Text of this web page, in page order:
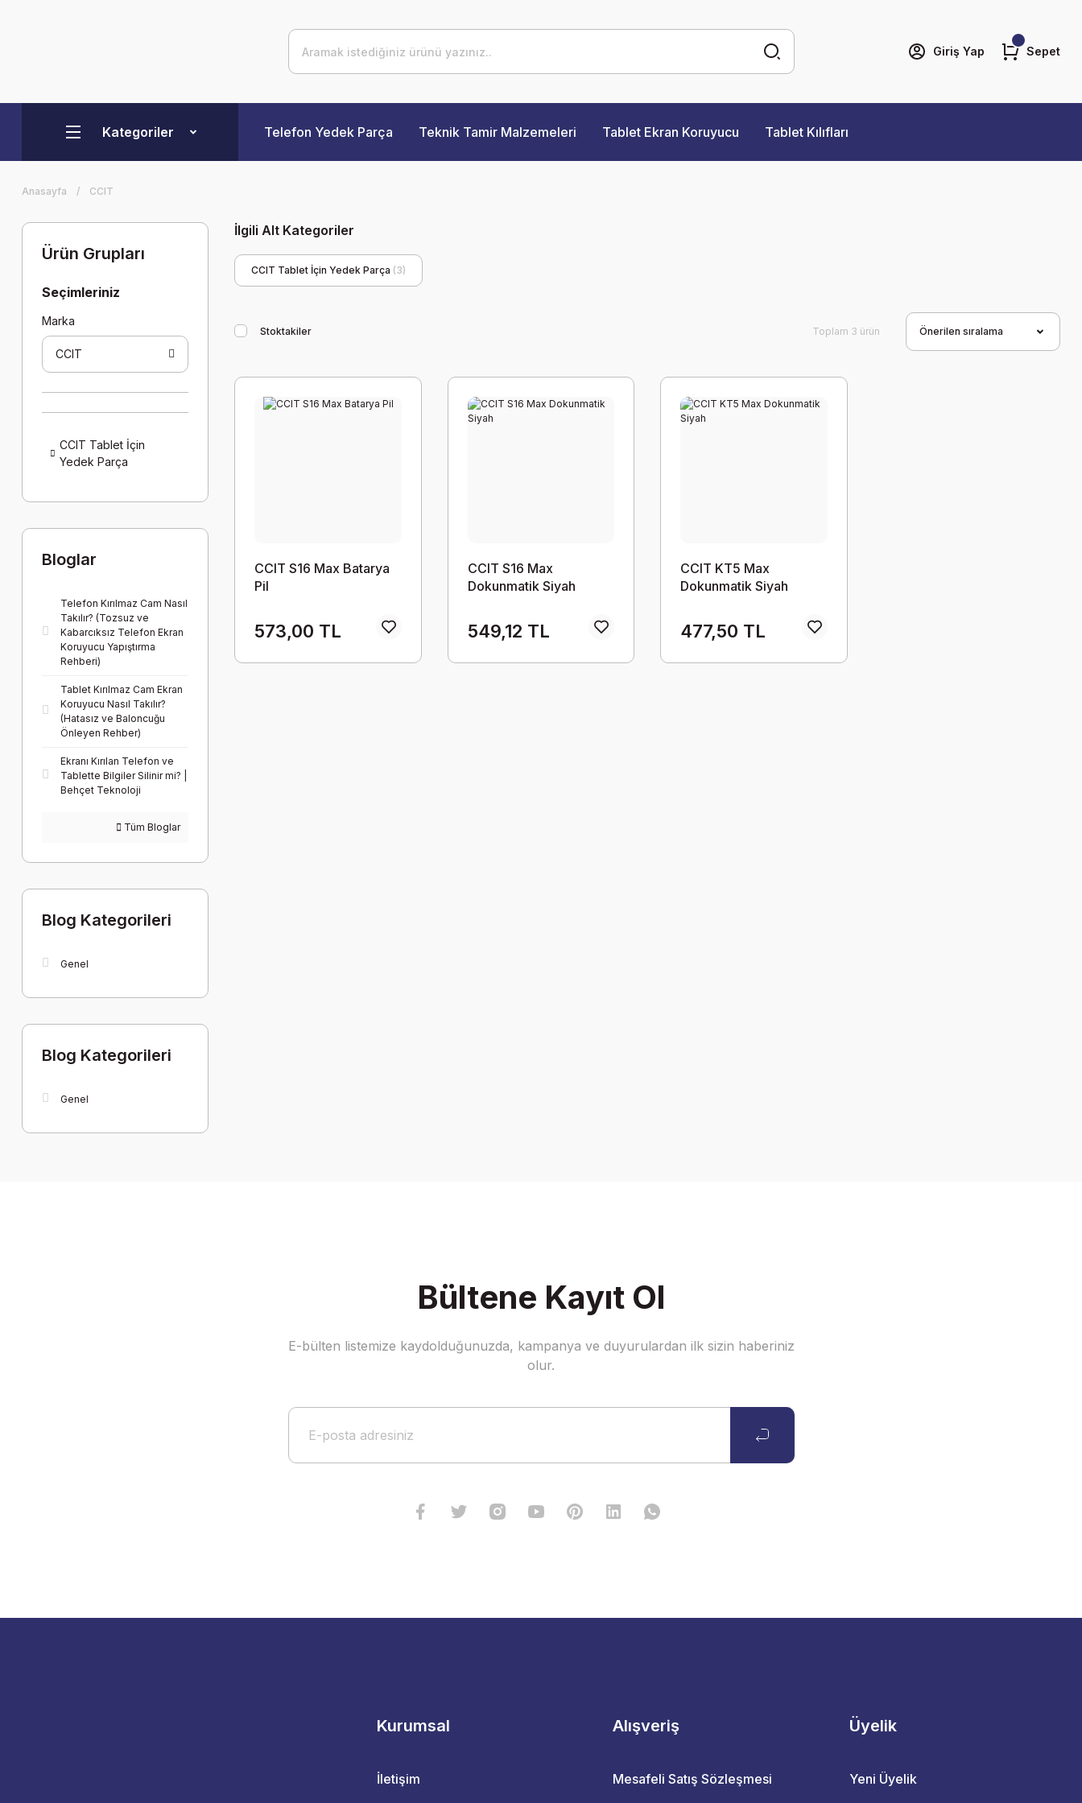
Giriş Yap Sepet
Kategoriler Telefon Yedek Parça Teknik Tamir Malzemeleri Tablet Ekran Koruyucu Tablet Kılıfları
Anasayfa CCIT
Ürün Grupları
Seçimleriniz
Marka
CCIT
CCIT Tablet İçin
Yedek Parça
Bloglar
Telefon Kırılmaz Cam Nasıl
Takılır? (Tozsuz ve
Kabarcıksız Telefon Ekran
Koruyucu Yapıştırma
Rehberi)
Tablet Kırılmaz Cam Ekran
Koruyucu Nasıl Takılır?
(Hatasız ve Baloncuğu
Önleyen Rehber)
Ekranı Kırılan Telefon ve
Tablette Bilgiler Silinir mi? |
Behçet Teknoloji
Tüm Bloglar
Blog Kategorileri
Genel
Blog Kategorileri
Genel
İlgili Alt Kategoriler
CCIT Tablet İçin Yedek Parça (3)
Stoktakiler Toplam 3 ürün
CCIT S16 Max Batarya
Pil
573,00 TL
CCIT S16 Max
Dokunmatik Siyah
549,12 TL
CCIT KT5 Max
Dokunmatik Siyah
477,50 TL
Bültene Kayıt Ol
E-bülten listemize kaydolduğunuzda, kampanya ve duyurulardan ilk sizin haberiniz
olur.
Kurumsal
İletişim
Alışveriş
Mesafeli Satış Sözleşmesi
Üyelik
Yeni Üyelik